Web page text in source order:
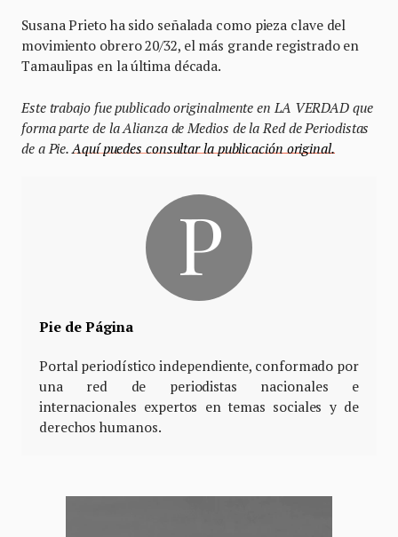
Susana Prieto ha sido señalada como pieza clave del
movimiento obrero 20/32, el más grande registrado en
Tamaulipas en la última década.
Este trabajo fue publicado originalmente en LA VERDAD que
forma parte de la Alianza de Medios de la Red de Periodistas
de a Pie.Aquí puedes consultar la publicación original.
Pie de Página
Portal periodístico independiente, conformado por
una red de periodistas nacionales e
internacionales expertos en temas sociales y de
derechos humanos.